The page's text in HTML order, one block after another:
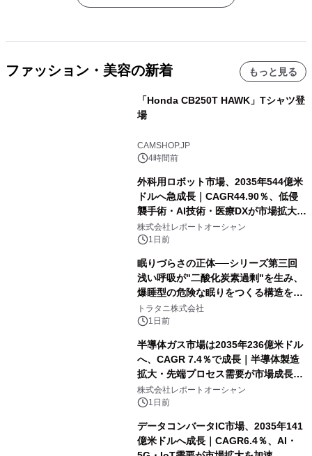
ファッション・美容の新着 もっと見る
「Honda CB250T HAWK」Tシャツ登
場
CAMSHOP.JP
4時間前
外科用ロボット市場、2035年544億米
ドルへ急成長｜CAGR44.90％、低侵
襲手術・AI技術・医療DXが市場拡大を
牽引
株式会社レポートオーシャン
1日前
眠りづらさの正体──シリーズ第三回
浅い呼吸が"二酸化炭素過剰"を生み、
爆睡型の危険な眠りをつくる構造を解
説
トラタニ株式会社
1日前
半導体ガス市場は2035年236億米ドル
へ、CAGR 7.4％で成長｜半導体製造
拡大・先端プロセス需要が市場成長を
加速
株式会社レポートオーシャン
1日前
データコンバータIC市場、2035年141
億米ドルへ成長｜CAGR6.4％、AI・